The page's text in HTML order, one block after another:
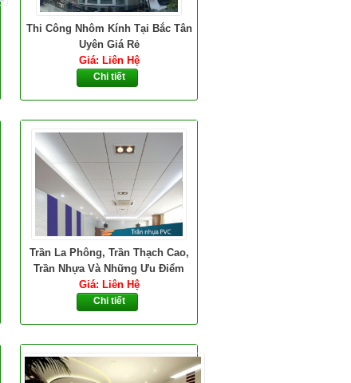
Thi Công Nhôm Kính Tại Bắc Tân
Uyên Giá Rẻ
Giá: Liên Hệ
Chi tiết
Trần La Phông, Trần Thạch Cao,
Trần Nhựa Và Những Ưu Điểm
Giá: Liên Hệ
Chi tiết